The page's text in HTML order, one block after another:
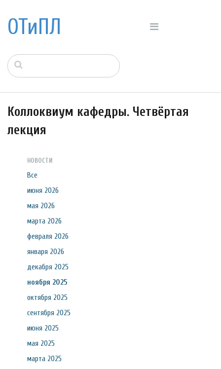
ОТиПЛ
Коллоквиум кафедры. Четвёртая
лекция
НОВОСТИ
Все
июня 2026
мая 2026
марта 2026
февраля 2026
января 2026
декабря 2025
ноября 2025
октября 2025
сентября 2025
июня 2025
мая 2025
марта 2025